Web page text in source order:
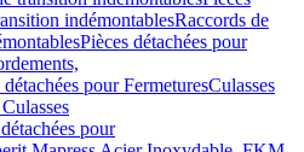
indémontablesRaccords de
Pièces détachées pour
détachées pour FermeturesCulasses
pour